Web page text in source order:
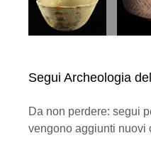
Segui Archeologia
Da non perdere: segui
vengono aggiunti nuovi